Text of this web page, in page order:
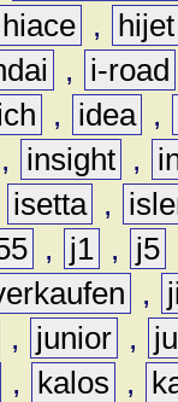
hiace ,
hijet
,
i-road
, idea ,
, insight ,
isetta ,
, j1 , j5
,
, junior ,
, kalos ,